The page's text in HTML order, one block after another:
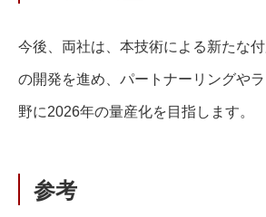
今後、両社は、本技術による新たな
の開発を進め、パートナーリングや
野に2026年の量産化を目指します。
参考